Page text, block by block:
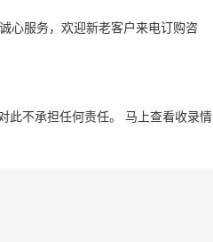
心服务，欢迎新老客户来电订购咨
不承担任何责任。
马上查看收录情